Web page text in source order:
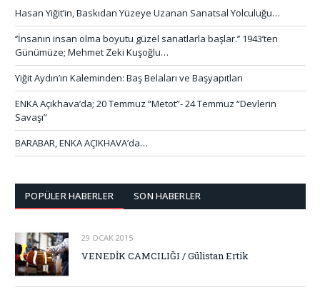
Hasan Yiğit’in, Baskıdan Yüzeye Uzanan Sanatsal Yolculuğu…
‘’İnsanın insan olma boyutu güzel sanatlarla başlar.’’ 1943’ten
Günümüze; Mehmet Zeki Kuşoğlu…
Yiğit Aydın’ın Kaleminden: Baş Belaları ve Başyapıtları
ENKA Açıkhava’da; 20 Temmuz “Metot”- 24 Temmuz “Devlerin
Savaşı”
BARABAR, ENKA AÇIKHAVA’da…
POPÜLER HABERLER SON HABERLER
29 OCAK 2015
VENEDİK CAMCILIĞI / Gülistan Ertik